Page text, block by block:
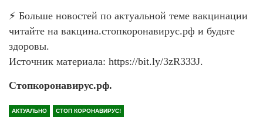
⚡️ Больше новостей по актуальной теме вакцинации
читайте на вакцина.стопкоронавирус.рф и будьте
здоровы.
Источник материала: https://bit.ly/3zR333J.
Стопкоронавирус.рф.
АКТУАЛЬНО СТОП КОРОНАВИРУС!